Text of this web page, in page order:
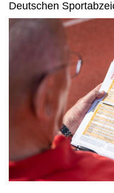
Deutschen